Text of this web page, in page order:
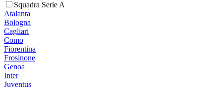
Squadra Serie A
Atalanta
Bologna
Cagliari
Como
Fiorentina
Frosinone
Genoa
Inter
Juventus